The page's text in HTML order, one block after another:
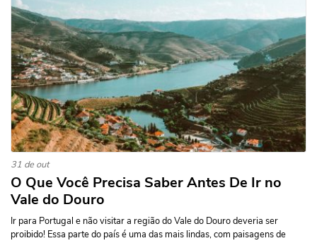
31 de out
O Que Você Precisa Saber Antes De Ir no
Vale do Douro
Ir para Portugal e não visitar a região do Vale do Douro deveria ser
proibido! Essa parte do país é uma das mais lindas, com paisagens de